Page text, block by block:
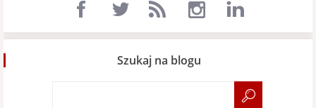
Szukaj na blogu